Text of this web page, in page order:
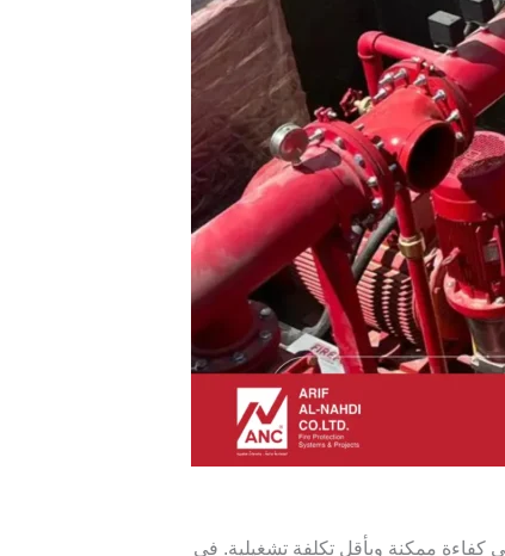
كفاءة ممكنة وبأقل تكلفة تشغيلية. في